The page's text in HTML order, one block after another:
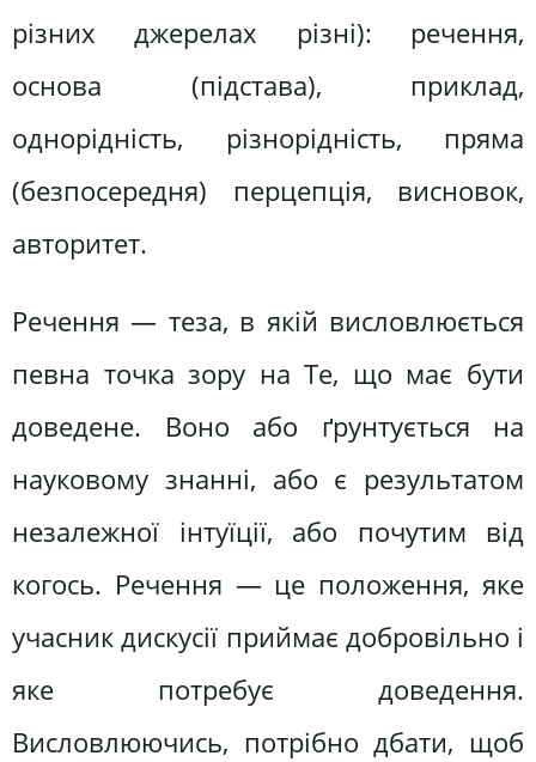
різних джерелах різні): речення,
основа (підстава), приклад,
однорідність, різнорідність, пряма
(безпосередня) перцепція, висновок,
авторитет.
Речення — теза, в якій висловлюється
певна точка зору на Те, що має бути
доведене. Воно або ґрунтується на
науковому знанні, або є результатом
незалежної інтуїції, або почутим від
когось. Речення — це положення, яке
учасник дискусії приймає добровільно і
яке потребує доведення.
Висловлюючись, потрібно дбати, щоб